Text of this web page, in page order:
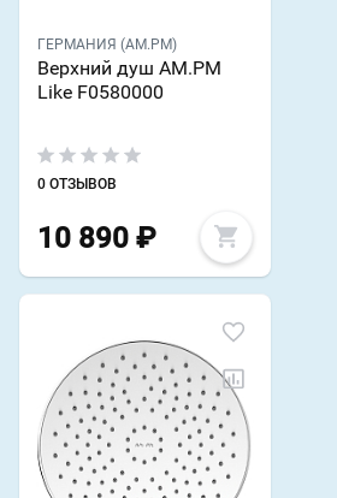
ГЕРМАНИЯ (AM.PM)
Верхний душ AM.PM
Like F0580000
0 ОТЗЫВОВ
10 890 ₽